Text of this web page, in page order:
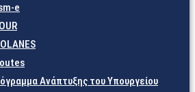
e
Ανάπτυξης του Υπουργείου